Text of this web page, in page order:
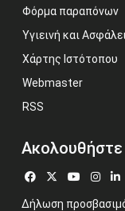
Φόρμα παραπόνων
Υγιεινή και
Χάρτης Ιστότοπου
Webmaster
RSS
Ακολουθήστε
Δήλωση